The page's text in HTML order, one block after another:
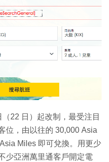
22 日）起改制，最受注目
位，由以往的 30,000 Asia
Miles 即可兌換。用更少
少亞洲萬里通客戶開定電